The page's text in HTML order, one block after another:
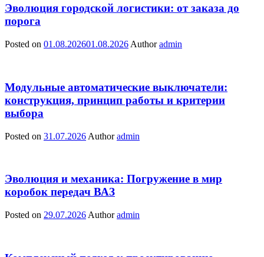
Эволюция городской логистики: от заказа до
порога
Posted on 01.08.202601.08.2026 Author admin
Модульные автоматические выключатели:
конструкция, принцип работы и критерии
выбора
Posted on 31.07.2026 Author admin
Эволюция и механика: Погружение в мир
коробок передач ВАЗ
Posted on 29.07.2026 Author admin